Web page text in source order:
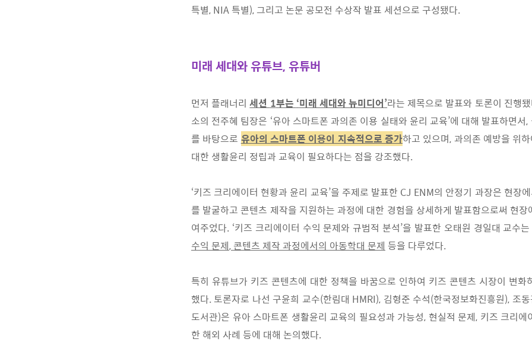
특별, NIA특별), 그리고 논문 공모전 수상작 발표 세션으로 구성됐다.
미래 세대와 유튜브, 유튜버
먼저 플래너리세션 1부는 ‘미래 세대와 뉴미디어’라는 제목으로 발표와 토론이 진행
소의 전주혜 팀장은 ‘유아 스마트폰 과의존 이용 실태와 윤리 교육’에 대해 발표하면서,
를 바탕으로 유아의스마트폰 이용이 지속적으로 증가하고 있으며, 과의존 예방을 위
대한 생활윤리 정립과 교육이 필요하다는 점을 강조했다.
‘키즈 크리에이터 현황과 윤리 교육’을 주제로 발표한 CJ ENM의 안정기 과장은 현장
를 발굴하고 콘텐츠 제작을 지원하는 과정에 대한 경험을 상세하게 발표함으로써 현
여주었다. ‘키즈 크리에이터 수익 문제와 규범적 분석’을 발표한 오태원 경일대 교수
수익 문제, 콘텐츠 제작 과정에서의 아동학대 문제 등을 다루었다.
특히 유튜브가 키즈 콘텐츠에 대한 정책을 바꿈으로 인하여 키즈 콘텐츠 시장이 변
했다.토론자로 나선 구윤희 교수(한림대 HMRI), 김형준 수석(한국정보화진흥원), 조
도서관)은 유아 스마트폰 생활윤리 교육의 필요성과 가능성, 현실적 문제, 키즈 크리에
한 해외 사례 등에 대해 논의했다.